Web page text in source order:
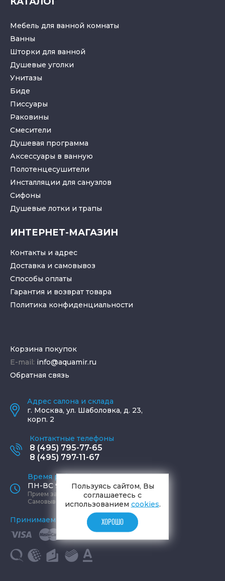
Мебель для ванной комнаты
Ванны
Шторки для ванной
Душевые уголки
Унитазы
Биде
Писсуары
Раковины
Смесители
Душевая программа
Аксессуары в ванную
Полотенцесушители
Инсталляции для санузлов
Cифоны
Душевые лотки и трапы
ИНТЕРНЕТ-МАГАЗИН
Контакты и адрес
Доставка и самовывоз
Способы оплаты
Гарантия и возврат товара
Политика конфиденциальности
Корзина покупок
E-mail: info@aquamir.ru
Обратная связь
Адрес салона и склада
г. Москва, ул. Шаболовка, д. 23,
корп. 2
Контактные телефоны
8 (495) 795-77-65
8 (495) 797-11-67
Время работы офиса
ПН-ВС 9:00 - 19:00
Прием заказов круглосуточно
Самовывоз ПН-СБ 9-19, ВС 12-17
Принимаем к оплате
Пользуясь сайтом, Вы
соглашаетесь с
использованием cookies.
ХОРОШО